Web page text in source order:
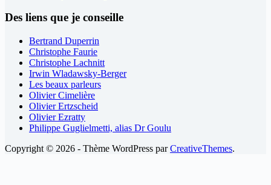
Des liens que je conseille
Bertrand Duperrin
Christophe Faurie
Christophe Lachnitt
Irwin Wladawsky-Berger
Les beaux parleurs
Olivier Cimelière
Olivier Ertzscheid
Olivier Ezratty
Philippe Guglielmetti, alias Dr Goulu
Copyright © 2026 - Thème WordPress parCreativeThemes.